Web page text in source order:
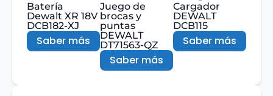
Batería
Dewalt XR 18V
DCB182-XJ
Saber más
Juego de
brocas y
puntas
DEWALT
DT71563-QZ
Saber más
Cargador
DEWALT
DCB115
Saber más